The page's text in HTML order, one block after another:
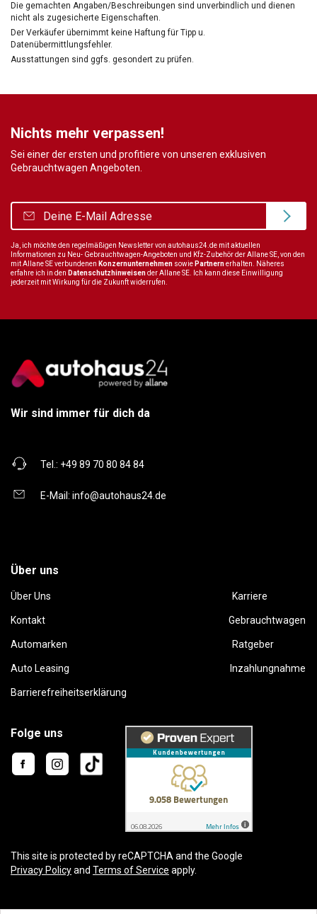
Die gemachten Angaben/Beschreibungen sind unverbindlich und dienen
nicht als zugesicherte Eigenschaften.
Der Verkäufer übernimmt keine Haftung für Tipp u.
Datenübermittlungsfehler.
Ausstattungen sind ggfs. gesondert zu prüfen.
Nichts mehr verpassen!
Sei einer der ersten und profitiere von unseren exklusiven
Gebrauchtwagen Angeboten.
Ja, ich möchte den regelmäßigen Newsletter von autohaus24.de mit aktuellen
Informationen zu Neu- Gebrauchtwagen-Angeboten und Kfz-Zubehör der Allane SE, von den
mit Allane SE verbundenen Konzernunternehmen sowie Partnernerhalten. Näheres
erfahre ich in den Datenschutzhinweisender Allane SE. Ich kann diese Einwilligung
jederzeit mit Wirkung für die Zukunft widerrufen.
Wir sind immer für dich da
Tel.: +49 89 70 80 84 84
E-Mail: info@autohaus24.de
Über uns
Über Uns Karriere
Kontakt Gebrauchtwagen
Automarken Ratgeber
Auto Leasing Inzahlungnahme
Barrierefreiheitserklärung
Folge uns
This site is protected by reCAPTCHA and the Google
Privacy Policyand Terms of Service apply.